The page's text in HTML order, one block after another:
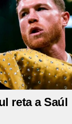
reta a Saúl